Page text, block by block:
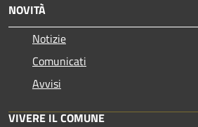
NOVITÀ
Notizie
Comunicati
Avvisi
VIVERE IL COMUNE